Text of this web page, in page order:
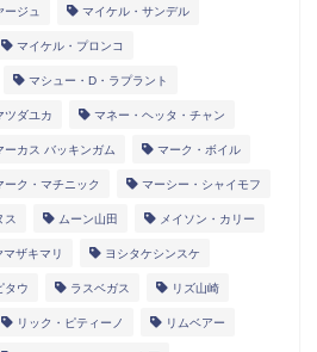
ージュ マイケル・サンデル
マイケル・プロンコ
マシュー・D・ラプラント
ツダユカ マネー・ヘッタ・チャン
ーカス バッキンガム マーク・ボイル
ーク・マチニック マーシー・シャイモフ
ス ムーン山田 メイソン・カリー
マザキマリ ヨシタケシンスケ
タウ ラスベガス リズ山崎
リック・ピティーノ リムベアー